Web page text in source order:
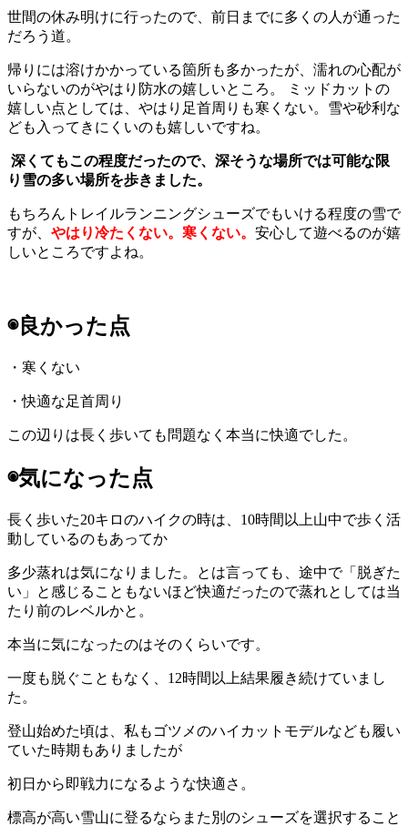
世間の休み明けに行ったので、前日までに多くの人が通った
だろう道。
帰りには溶けかかっている箇所も多かったが、濡れの心配が
いらないのがやはり防水の嬉しいところ。
ミッドカットの
嬉しい点としては、やはり足首周りも寒くない。雪や砂利な
ども入ってきにくいのも嬉しいですね。
深くてもこの程度だったので、深そうな場所では可能な限
り雪の多い場所を歩きました。
もちろんトレイルランニングシューズでもいける程度の雪で
すが、 やはり冷たくない。寒くない。 安心して遊べるのが嬉
しいところですよね。
◉良かった点
・寒くない
・快適な足首周り
この辺りは長く歩いても問題なく本当に快適でした。
◉気になった点
長く歩いた20キロのハイクの時は、10時間以上山中で歩く活
動しているのもあってか
多少蒸れは気になりました。とは言っても、途中で「脱ぎた
い」と感じることもないほど快適だったので蒸れとしては当
たり前のレベルかと。
本当に気になったのはそのくらいです。
一度も脱ぐこともなく、12時間以上結果履き続けていまし
た。
登山始めた頃は、私もゴツメのハイカットモデルなども履い
ていた時期もありましたが
初日から即戦力になるような快適さ。
標高が高い雪山に登るならまた別のシューズを選択すること